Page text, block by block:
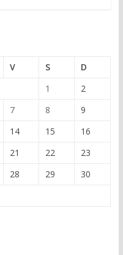
V S
D
1
2
7 8
9
14 15
16
21 22
23
28 29
30